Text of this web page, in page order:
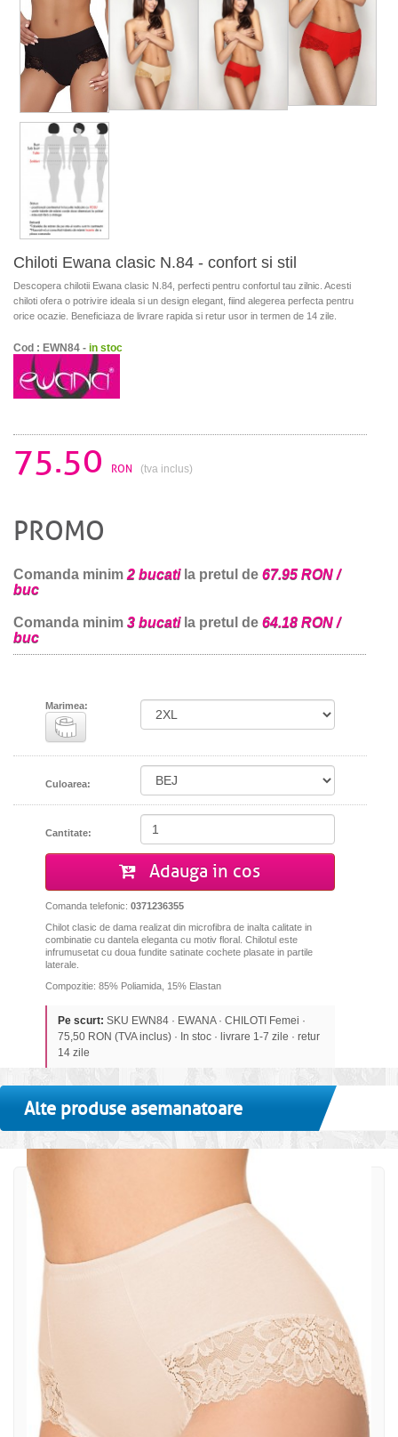
Chiloti Ewana clasic N.84 - confort si stil
Descopera chilotii Ewana clasic N.84, perfecti pentru confortul tau zilnic. Acesti
chiloti ofera o potrivire ideala si un design elegant, fiind alegerea perfecta pentru
orice ocazie. Beneficiaza de livrare rapida si retur usor in termen de 14 zile.
Cod : EWN84 - in stoc
75.50 RON (tva inclus)
PROMO
Comanda minim 2 bucatila pretul de 67.95 RON /
buc
Comanda minim 3 bucatila pretul de 64.18 RON /
buc
Marimea:
Culoarea:
Cantitate:
Adauga in cos
Comanda telefonic: 0371236355
Chilot clasic de dama realizat din microfibra de inalta calitate in
combinatie cu dantela eleganta cu motiv floral. Chilotul este
infrumusetat cu doua fundite satinate cochete plasate in partile
laterale.
Compozitie: 85% Poliamida, 15% Elastan
Pe scurt: SKU EWN84 · EWANA · CHILOTI Femei ·
75,50 RON (TVA inclus) · In stoc · livrare 1-7 zile · retur
14 zile
Alte produse asemanatoare